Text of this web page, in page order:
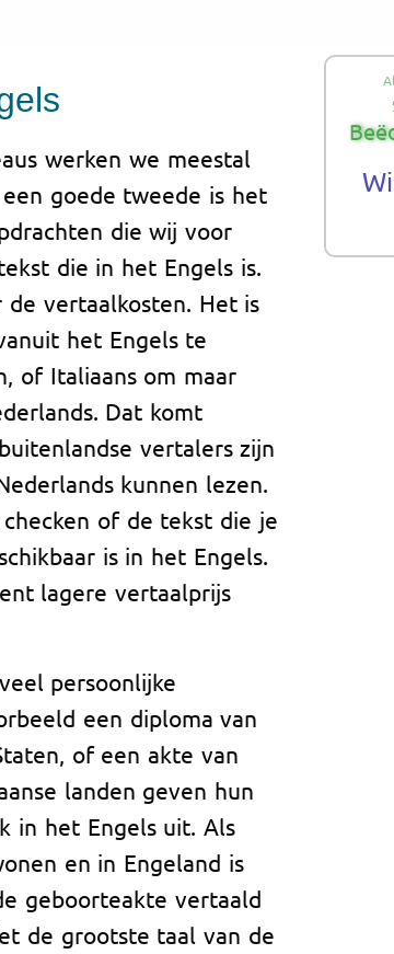
werken we meestal
goede tweede is het
die wij voor
die in het Engels is.
vertaalkosten. Het is
het Engels te
of Italiaans om maar
Dat komt
vertalers zijn
kunnen lezen.
of de tekst die je
is in het Engels.
lagere vertaalprijs
persoonlijke
een diploma van
of een akte van
landen geven hun
in het Engels uit. Als
en in Engeland is
geboorteakte vertaald
de grootste taal van de